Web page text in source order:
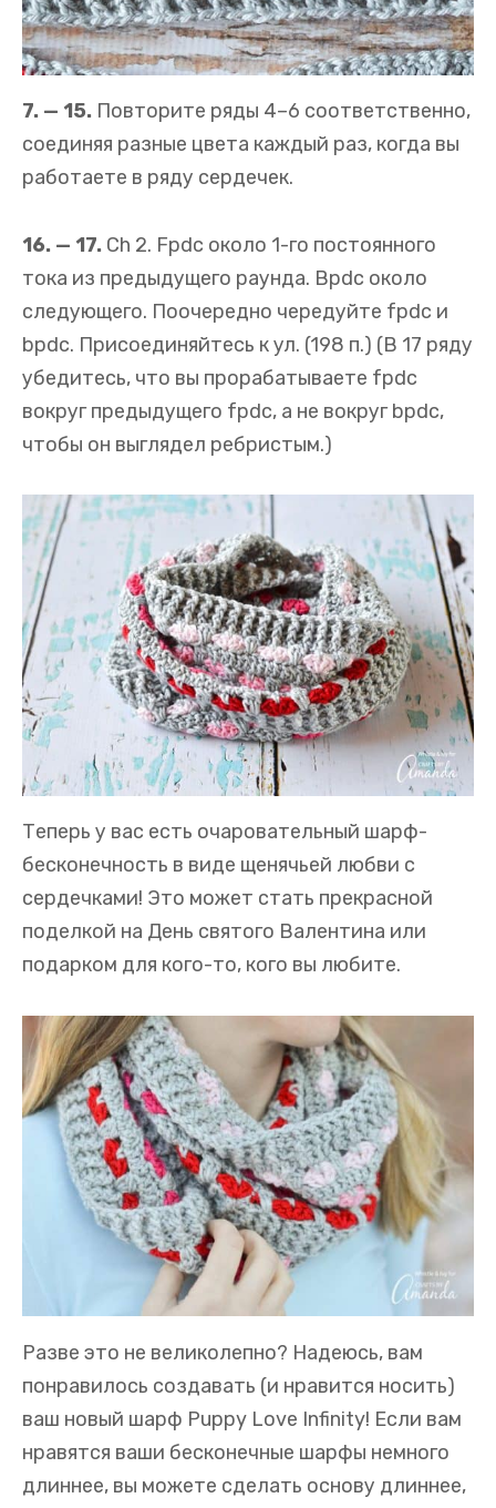
7. — 15. Повторите ряды 4–6 соответственно,
соединяя разные цвета каждый раз, когда вы
работаете в ряду сердечек.
16. — 17. Ch 2. Fpdc около 1-го постоянного
тока из предыдущего раунда. Bpdc около
следующего. Поочередно чередуйте fpdc и
bpdc. Присоединяйтесь к ул. (198 п.) (В 17 ряду
убедитесь, что вы прорабатываете fpdc
вокруг предыдущего fpdc, а не вокруг bpdc,
чтобы он выглядел ребристым.)
Теперь у вас есть очаровательный шарф-
бесконечность в виде щенячьей любви с
сердечками! Это может стать прекрасной
поделкой на День святого Валентина или
подарком для кого-то, кого вы любите.
Разве это не великолепно? Надеюсь, вам
понравилось создавать (и нравится носить)
ваш новый шарф Puppy Love Infinity! Если вам
нравятся ваши бесконечные шарфы немного
длиннее, вы можете сделать основу длиннее,